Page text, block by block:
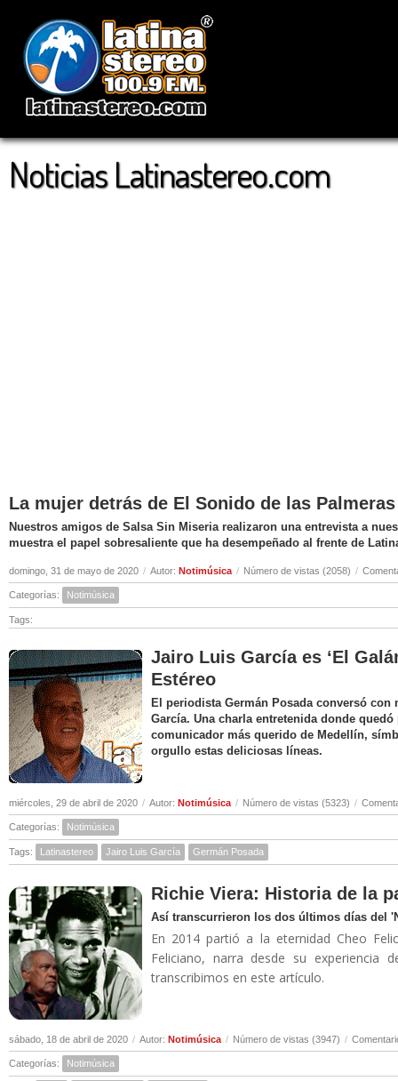
Noticias Latinastereo.com
La mujer detrás de El Sonido de las Palmeras
Nuestros amigos de Salsa Sin Miseria realizaron una entrevista a
muestra el papel sobresaliente que ha desempeñado al frente de
domingo, 31 de mayo de 2020 / Autor: Notimúsica / Número de vistas (2058) /
Categorías: Notimúsica
Tags:
Jairo Luis García es ‘El
Estéreo
El periodista Germán Posada conversó
García. Una charla entretenida donde
comunicador más querido de Medellín,
orgullo estas deliciosas líneas.
miércoles, 29 de abril de 2020 / Autor: Notimúsica / Número de vistas (5323) /
Categorías: Notimúsica
Tags: Latinastereo Jairo Luis García Germán Posada
Richie Viera: Historia de la
Así transcurrieron los dos últimos días del
En 2014 partió a la eternidad Cheo
Feliciano, narra desde su experiencia
transcribimos en este artículo.
sábado, 18 de abril de 2020 / Autor: Notimúsica / Número de vistas (3947) /
Categorías: Notimúsica